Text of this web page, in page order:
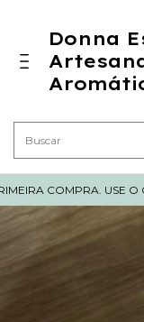
Donna
COMPRA. USE O